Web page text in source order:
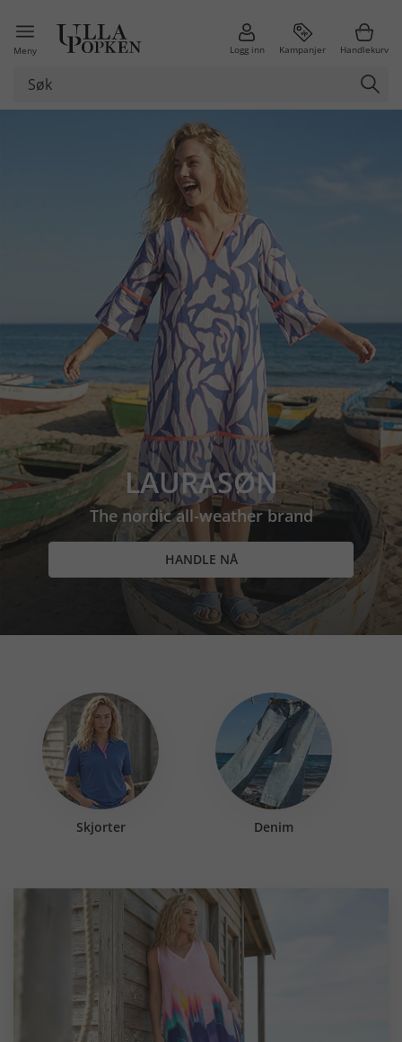
Meny Logg inn Kampanjer Handlekurv
LAURASØN
The nordic all-weather brand
HANDLE NÅ
Skjorter Denim